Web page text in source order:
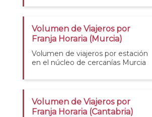
Volumen de Viajeros por
Franja Horaria (Murcia)
Volumen de viajeros por estación
en el núcleo de cercanías Murcia
Volumen de Viajeros por
Franja Horaria (Cantabria)